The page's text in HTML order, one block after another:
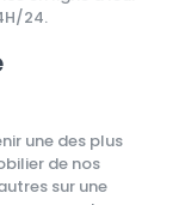
24.
une des plus
de nos
sur une